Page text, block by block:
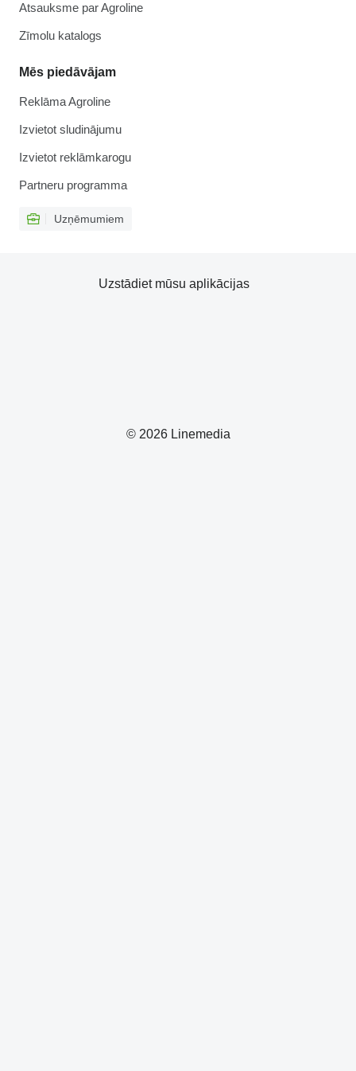
Atsauksme par Agroline
Zīmolu katalogs
Mēs piedāvājam
Reklāma Agroline
Izvietot sludinājumu
Izvietot reklāmkarogu
Partneru programma
Uzņēmumiem
© 2026 Linemedia
Uzstādiet mūsu aplikācijas